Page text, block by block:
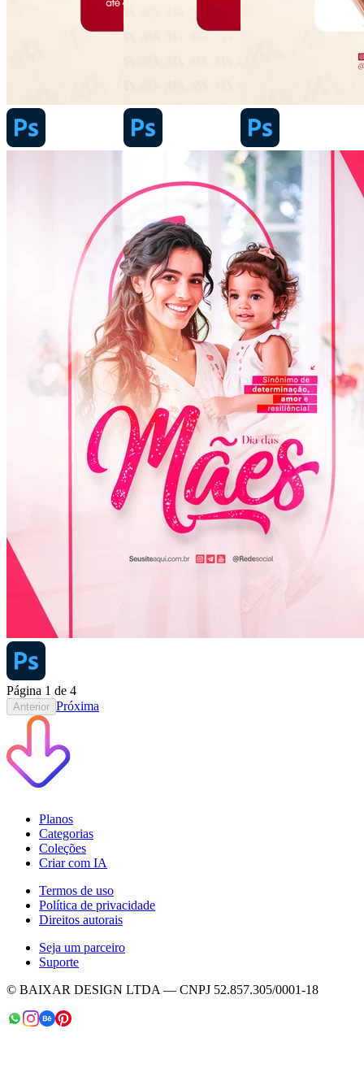
Página 1 de 4
Anterior Próxima
Planos
Categorias
Coleções
Criar com IA
Termos de uso
Política de privacidade
Direitos autorais
Seja um parceiro
Suporte
© BAIXAR DESIGN LTDA — CNPJ 52.857.305/0001-18